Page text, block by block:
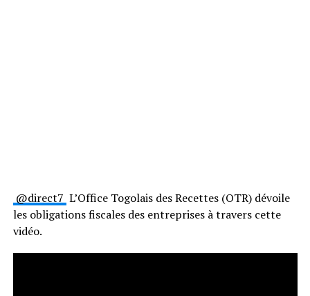
@direct7 L’Office Togolais des Recettes (OTR) dévoile
les obligations fiscales des entreprises à travers cette
vidéo.